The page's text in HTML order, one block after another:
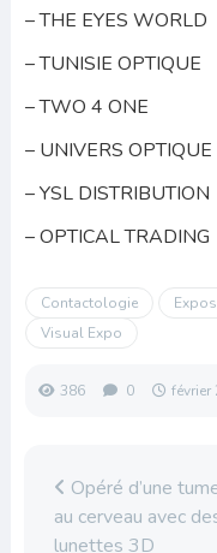
– THE EYES WORLD
– TUNISIE OPTIQUE
– TWO 4 ONE
– UNIVERS OPTIQUE
– YSL DISTRIBUTION
– OPTICAL TRADING
Contactologie
Visual Expo
386 0 février
Opéré d’une
au cerveau avec
lunettes 3D